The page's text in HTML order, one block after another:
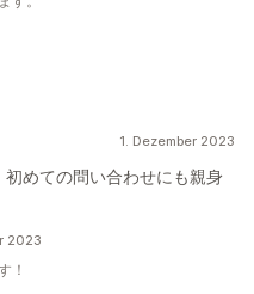
1. Dezember 2023
めての問い合わせにも親身
2023
！